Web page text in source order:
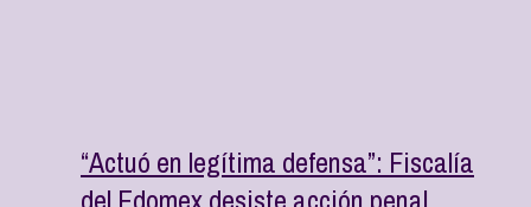
“Actuó en legítima defensa”: Fiscalía